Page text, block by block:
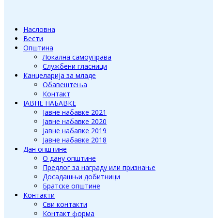
Насловна
Вести
Општина
Локална самоуправа
Службени гласници
Канцеларија за младе
Обавештења
Контакт
ЈАВНЕ НАБАВКЕ
Јавне набавке 2021
Јавне набавке 2020
Јавне набавке 2019
Јавне набавке 2018
Дан општине
О дану општине
Предлог за награду или признање
Досадашњи добитници
Братске општине
Контакти
Сви контакти
Контакт форма